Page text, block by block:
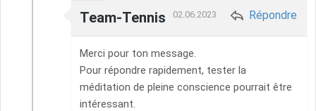
Team-Tennis 02.06.2023 Répondre
Merci pour ton message.
Pour répondre rapidement, tester la
méditation de pleine conscience pourrait être
intéressant.